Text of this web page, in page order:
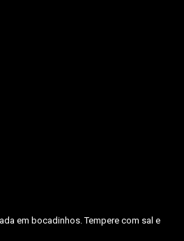
em bocadinhos. Tempere com sal e